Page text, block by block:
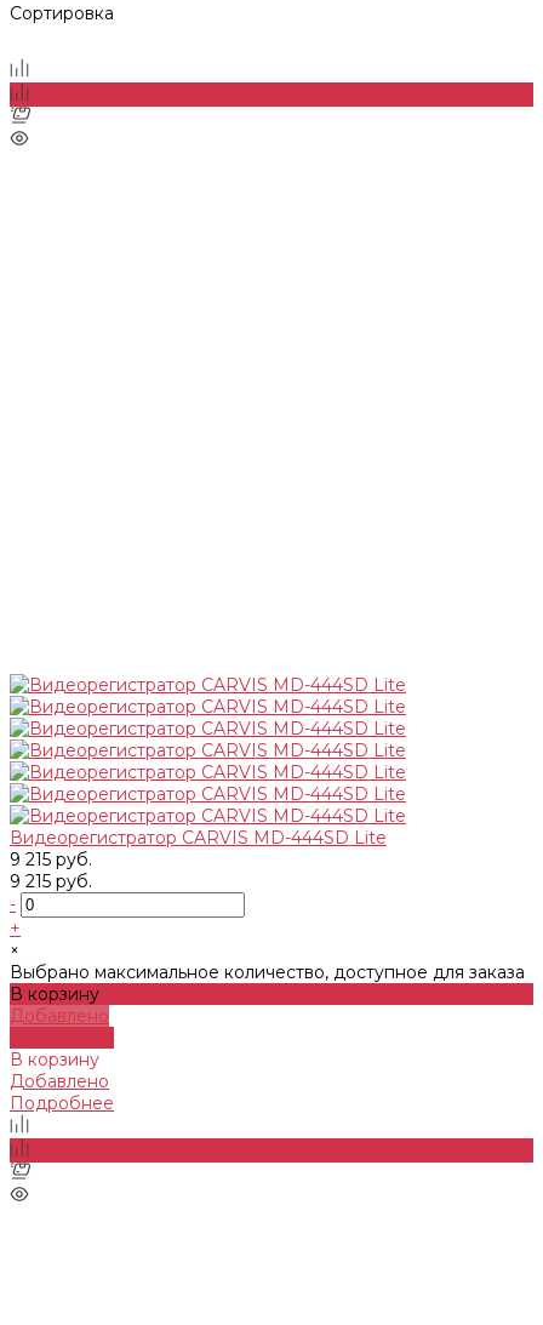
Сортировка
Видеорегистратор CARVIS MD-444SD Lite
9 215 руб.
9 215 руб.
-
+
×
Выбрано максимальное количество, доступное для заказа
В корзину
Добавлено
В корзину
Добавлено
Подробнее